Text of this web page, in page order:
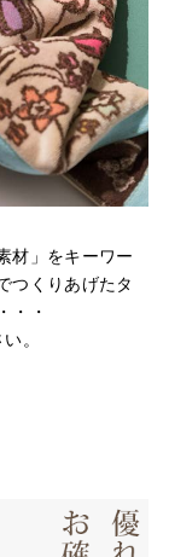
材」をキーワー
つくりあげたタ
・・
。